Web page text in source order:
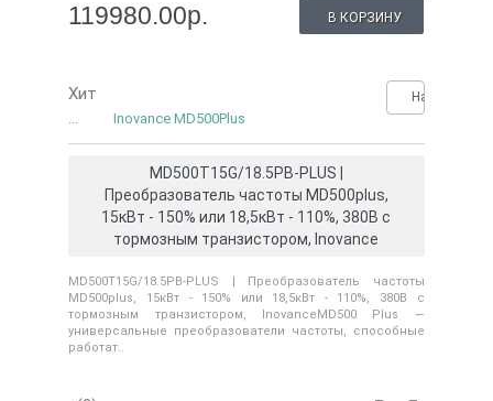
119980.00р. В КОРЗИНУ
Хит Нашли
... Inovance MD500Plus
MD500T15G/18.5PB-PLUS |
Преобразователь частоты MD500plus,
15кВт - 150% или 18,5кВт - 110%, 380В с
тормозным транзистором, Inovance
MD500T15G/18.5PB-PLUS | Преобразователь частоты
MD500plus, 15кВт - 150% или 18,5кВт - 110%, 380В с
тормозным транзистором, InovanceMD500 Plus —
универсальные преобразователи частоты, способные
работат..